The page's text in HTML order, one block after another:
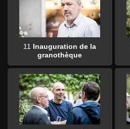
11 Inauguration de la
granothèque